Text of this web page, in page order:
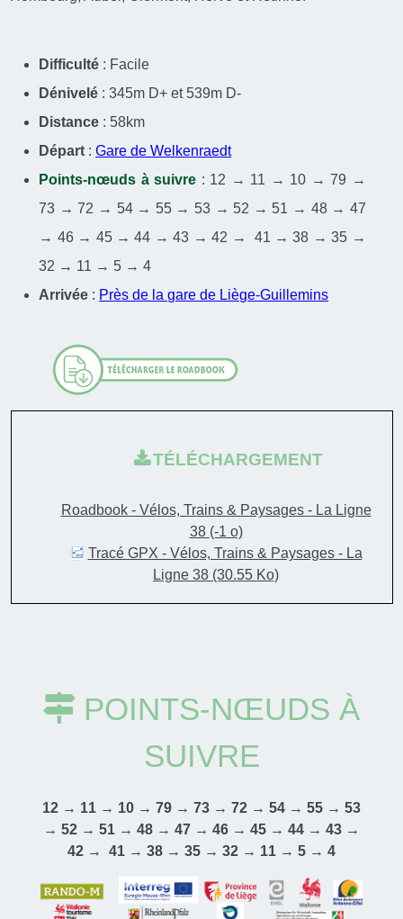
Difficulté : Facile
Dénivelé : 345m D+ et 539m D-
Distance : 58km
Départ :Gare de Welkenraedt
Points-nœuds à suivre : 12 → 11 → 10 → 79 →
73 → 72 → 54 → 55 → 53 → 52 → 51 → 48 → 47
→ 46 → 45 → 44 → 43 → 42 → 41 → 38 → 35 →
32 → 11 → 5 → 4
Arrivée : Près de la gare de Liège-Guillemins
TÉLÉCHARGEMENT
Roadbook - Vélos, Trains & Paysages - La Ligne
38 (-1 o)
Tracé GPX - Vélos, Trains & Paysages - La
Ligne 38 (30.55 Ko)
POINTS-NŒUDS À
SUIVRE
12 → 11 → 10 → 79 → 73 → 72 → 54 → 55 → 53
→ 52 → 51 → 48 → 47 → 46 → 45 → 44 → 43 →
42 → 41 → 38 → 35 → 32 → 11 → 5 → 4